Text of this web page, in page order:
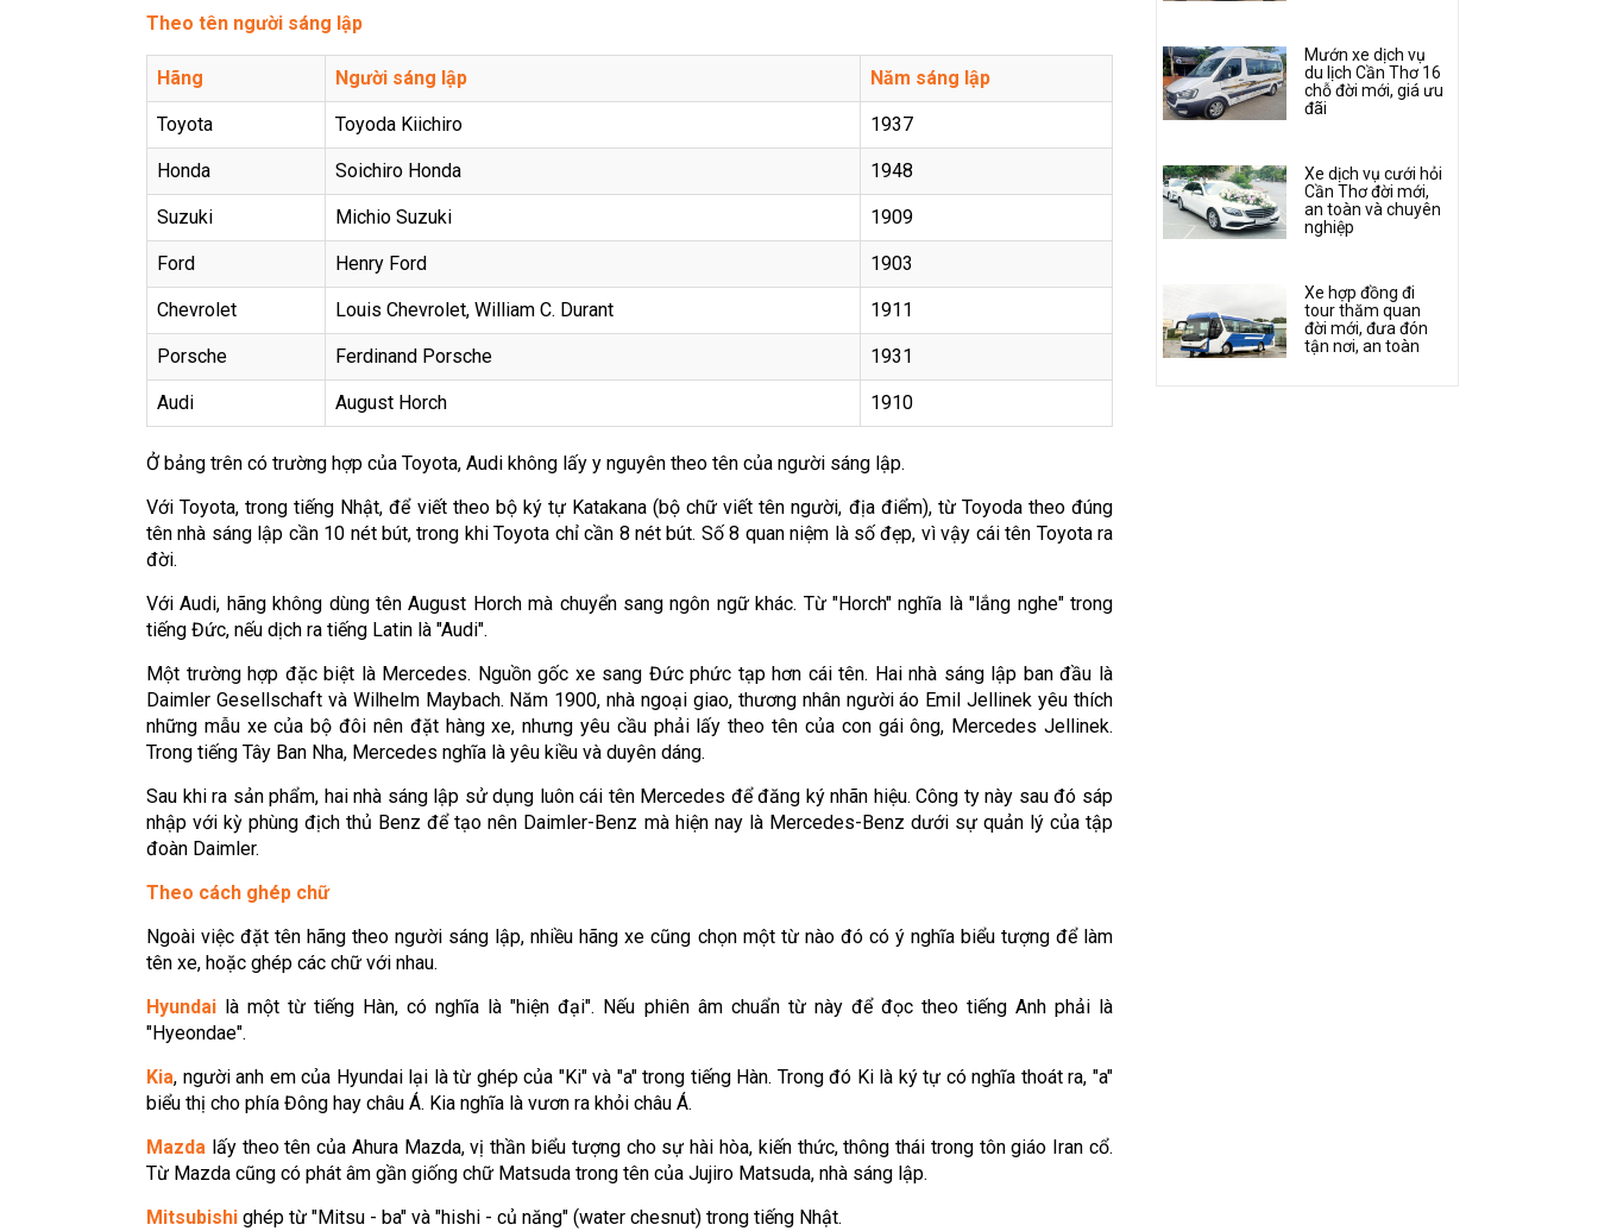
Theo tên người sáng lập
Hãng Người sáng lập Năm sáng lập
Toyota Toyoda Kiichiro 1937
Honda Soichiro Honda 1948
Suzuki Michio Suzuki 1909
Ford Henry Ford 1903
Chevrolet Louis Chevrolet, William C. Durant 1911
Porsche Ferdinand Porsche 1931
Audi August Horch 1910
Ở bảng trên có trường hợp của Toyota, Audi không lấy y nguyên theo tên của người sáng lập.
Với Toyota, trong tiếng Nhật, để viết theo bộ ký tự Katakana (bộ chữ viết tên người, địa điểm), từ Toyoda theo đúng
tên nhà sáng lập cần 10 nét bút, trong khi Toyota chỉ cần 8 nét bút. Số 8 quan niệm là số đẹp, vì vậy cái tên Toyota ra
đời.
Với Audi, hãng không dùng tên August Horch mà chuyển sang ngôn ngữ khác. Từ "Horch" nghĩa là "lắng nghe" trong
tiếng Đức, nếu dịch ra tiếng Latin là "Audi".
Một trường hợp đặc biệt là Mercedes. Nguồn gốc xe sang Đức phức tạp hơn cái tên. Hai nhà sáng lập ban đầu là
Daimler Gesellschaft và Wilhelm Maybach. Năm 1900, nhà ngoại giao, thương nhân người áo Emil Jellinek yêu thích
những mẫu xe của bộ đôi nên đặt hàng xe, nhưng yêu cầu phải lấy theo tên của con gái ông, Mercedes Jellinek.
Trong tiếng Tây Ban Nha, Mercedes nghĩa là yêu kiều và duyên dáng.
Sau khi ra sản phẩm, hai nhà sáng lập sử dụng luôn cái tên Mercedes để đăng ký nhãn hiệu. Công ty này sau đó sáp
nhập với kỳ phùng địch thủ Benz để tạo nên Daimler-Benz mà hiện nay là Mercedes-Benz dưới sự quản lý của tập
đoàn Daimler.
Theo cách ghép chữ
Ngoài việc đặt tên hãng theo người sáng lập, nhiều hãng xe cũng chọn một từ nào đó có ý nghĩa biểu tượng để làm
tên xe, hoặc ghép các chữ với nhau.
Hyundai là một từ tiếng Hàn, có nghĩa là "hiện đại". Nếu phiên âm chuẩn từ này để đọc theo tiếng Anh phải là
"Hyeondae".
Kia, người anh em của Hyundai lại là từ ghép của "Ki" và "a" trong tiếng Hàn. Trong đó Ki là ký tự có nghĩa thoát ra, "a"
biểu thị cho phía Đông hay châu Á. Kia nghĩa là vươn ra khỏi châu Á.
Mazda lấy theo tên của Ahura Mazda, vị thần biểu tượng cho sự hài hòa, kiến thức, thông thái trong tôn giáo Iran cổ.
Từ Mazda cũng có phát âm gần giống chữ Matsuda trong tên của Jujiro Matsuda, nhà sáng lập.
Mitsubishi ghép từ "Mitsu - ba" và "hishi - củ năng" (water chesnut) trong tiếng Nhật.
Mướn xe dịch vụ
du lịch Cần Thơ 16
chỗ đời mới, giá ưu
đãi
Xe dịch vụ cưới hỏi
Cần Thơ đời mới,
an toàn và chuyên
nghiệp
Xe hợp đồng đi
tour thăm quan
đời mới, đưa đón
tận nơi, an toàn